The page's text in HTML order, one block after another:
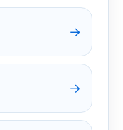
→
→